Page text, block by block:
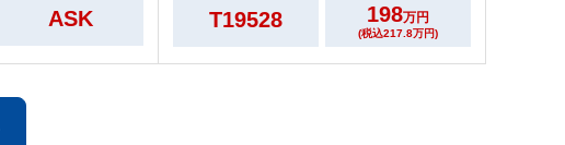
ASK T19528 198万円
(税込217.8万円)